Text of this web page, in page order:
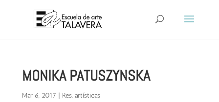
MONIKA PATUSZYNSKA
Mar 6, 2017 | Res. artísticas